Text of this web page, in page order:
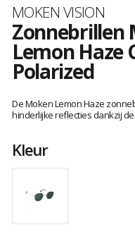
Merk
MOKEN VISION
Zonnebrillen
Lemon Haze
Polarized
oordeel
van
De Moken Lemon Haze
hinderlijke reflecties dankzij
Kleur